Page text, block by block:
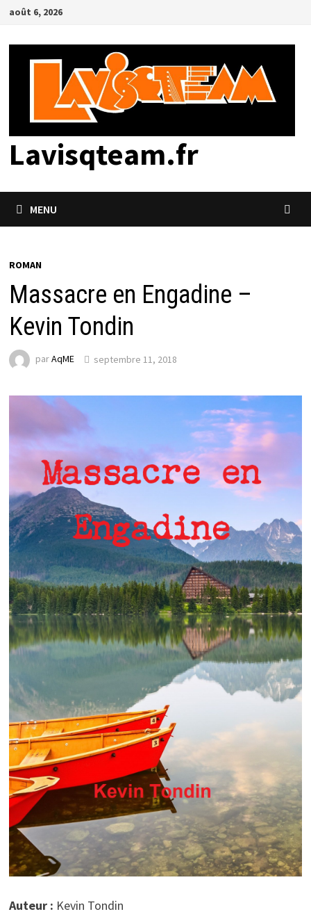
Passer
contenu
août 6, 2026
Lavisqteam.fr
MENU
ROMAN
Massacre en Engadine –
Kevin Tondin
parAqME septembre 11, 2018
Auteur : Kevin Tondin